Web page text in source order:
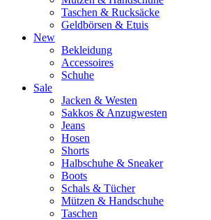
Taschen & Rucksäcke
Geldbörsen & Etuis
New
Bekleidung
Accessoires
Schuhe
Sale
Jacken & Westen
Sakkos & Anzugwesten
Jeans
Hosen
Shorts
Halbschuhe & Sneaker
Boots
Schals & Tücher
Mützen & Handschuhe
Taschen